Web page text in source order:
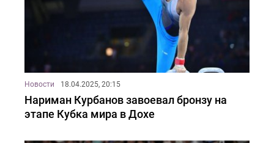
Новости 18.04.2025, 20:15
Нариман Курбанов завоевал бронзу на
этапе Кубка мира в Дохе